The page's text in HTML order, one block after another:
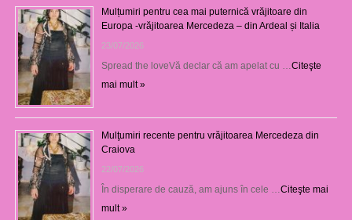
Mulțumiri pentru cea mai puternică vrăjitoare din
Europa -vrăjitoarea Mercedeza – din Ardeal și Italia
23/07/2026
Spread the loveVă declar că am apelat cu … Citeşte
mai mult »
Mulţumiri recente pentru vrăjitoarea Mercedeza din
Craiova
22/07/2026
În disperare de cauză, am ajuns în cele … Citeşte mai
mult »